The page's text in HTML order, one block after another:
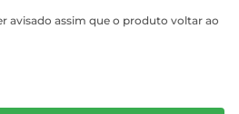
avisado assim que o produto voltar ao